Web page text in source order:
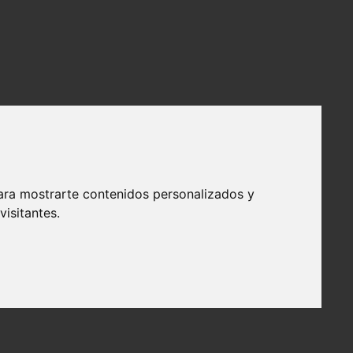
mostrarte contenidos personalizados y